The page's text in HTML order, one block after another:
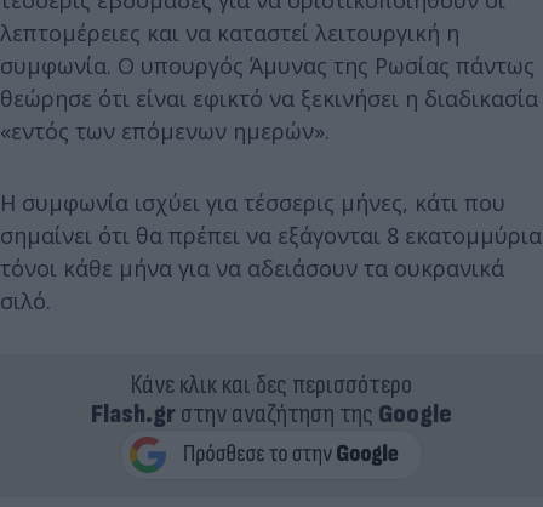
λεπτομέρειες και να καταστεί λειτουργική η
συμφωνία. Ο υπουργός Άμυνας της Ρωσίας πάντως
θεώρησε ότι είναι εφικτό να ξεκινήσει η διαδικασία
«εντός των επόμενων ημερών».
Η συμφωνία ισχύει για τέσσερις μήνες, κάτι που
σημαίνει ότι θα πρέπει να εξάγονται 8 εκατομμύρια
τόνοι κάθε μήνα για να αδειάσουν τα ουκρανικά
σιλό.
Κάνε κλικ και δες περισσότερο
Flash.grστην αναζήτηση της Google